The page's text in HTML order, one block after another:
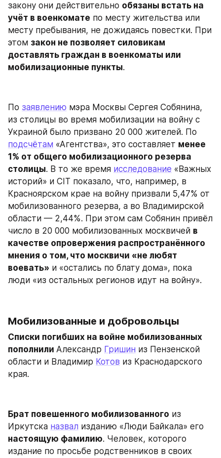
закону они действительно обязаны встать на
учёт в военкомате по месту жительства или
месту пребывания, не дожидаясь повестки. При
этом закон не позволяет силовикам
доставлять граждан в военкоматы или
мобилизационные пункты.
По заявлению мэра Москвы Сергея Собянина,
из столицы во время мобилизации на войну с
подсчётам «Агентства», это составляет менее
1% от общего мобилизационного резерва
столицы. В то же время исследование «Важных
историй» и CIT показало, что, например, в
Красноярском крае на войну призвали 5,47% от
мобилизованного резерва, а во Владимирской
области — 2,44%. При этом сам Собянин привёл
число в 20 000 мобилизованных москвичей в
качестве опровержения распространённого
мнения о том, что москвичи «не любят
воевать» и «остались по блату дома», пока
люди «из остальных регионов идут на войну».
Мобилизованные и добровольцы
Списки погибших на войне мобилизованных
пополнили Александр Гришин из Пензенской
области и Владимир Котов из Краснодарского
края.
Брат повешенного мобилизованного из
Иркутска назвал
настоящую фамилию. Человек, которого